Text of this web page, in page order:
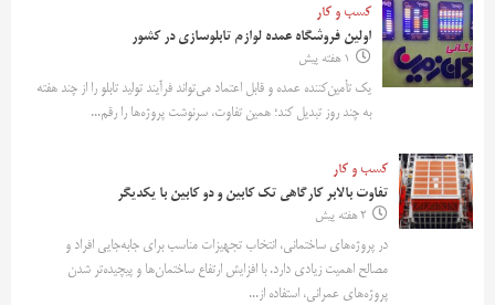
کسب و کار
اولین فروشگاه عمده لوازم تابلوسازی در کشور
1 هفته پیش
یک تأمین‌کننده عمده و قابل اعتماد می‌تواند فرآیند تولید تابلو را از چند هفته
به چند روز تبدیل کند؛ همین تفاوت، سرنوشت پروژه‌ها را رقم...
کسب و کار
تفاوت بالابر کارگاهی تک کابین و دو کابین با یکدیگر
2 هفته پیش
در پروژه‌های ساختمانی، انتخاب تجهیزات مناسب برای جابه‌جایی افراد و
مصالح اهمیت زیادی دارد. با افزایش ارتفاع ساختمان‌ها و پیچیده‌تر شدن
پروژه‌های عمرانی، استفاده از...